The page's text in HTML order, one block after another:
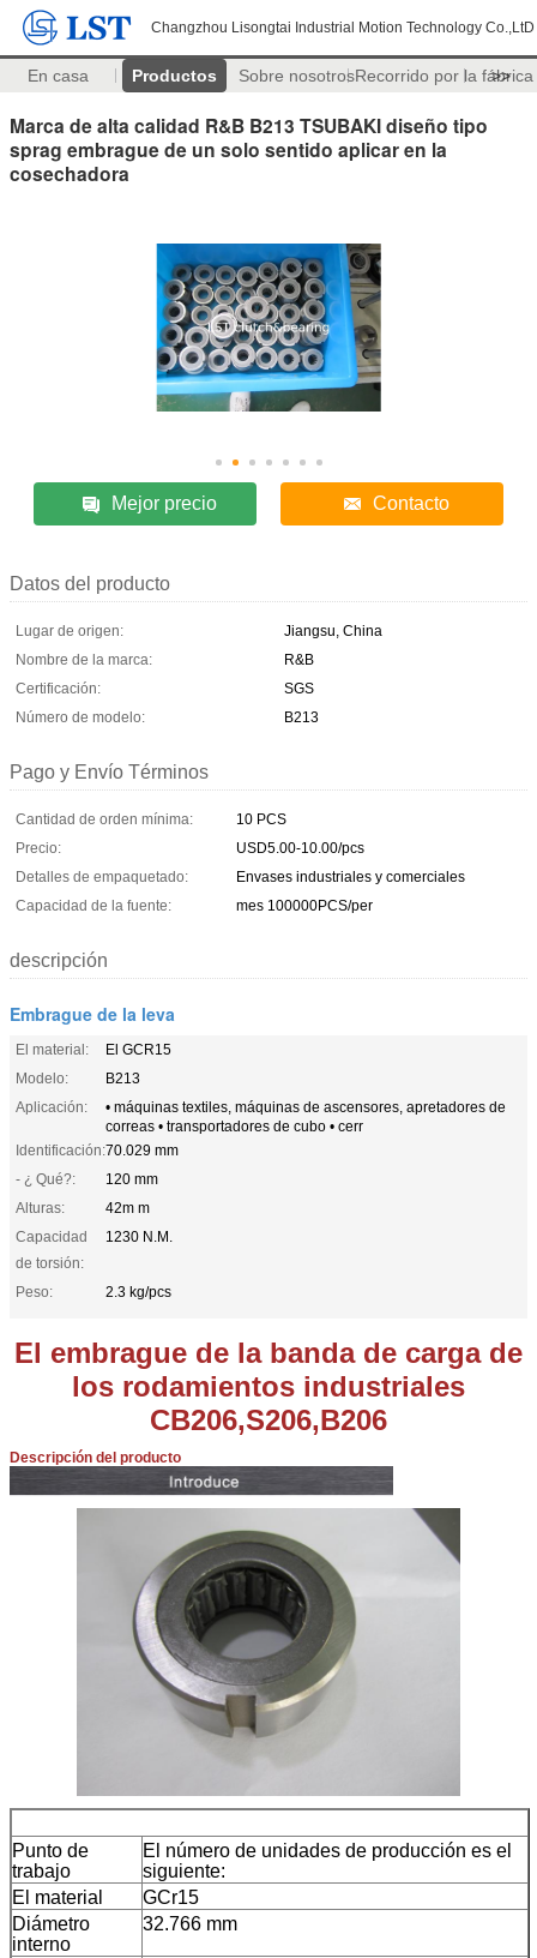
Changzhou Lisongtai Industrial Motion Technology Co.,LtD
En casa Productos Sobre nosotrosRecorrido por la fábrica
>>
Marca de alta calidad R&B B213 TSUBAKI diseño tipo
sprag embrague de un solo sentido aplicar en la
cosechadora
Mejor precio Contacto
Datos del producto
Lugar de origen:
Jiangsu, China
Nombre de la marca:
R&B
Certificación:
SGS
Número de modelo:
B213
Pago y Envío Términos
Cantidad de orden mínima:
10 PCS
Precio:
USD5.00-10.00/pcs
Detalles de empaquetado:
Envases industriales y comerciales
Capacidad de la fuente:
mes 100000PCS/per
descripción
Embrague de la leva
El material:
El GCR15
Modelo:
B213
Aplicación:
• máquinas textiles, máquinas de ascensores, apretadores de
correas • transportadores de cubo • cerr
Identificación:70.029 mm
- ¿ Qué?:
120 mm
Alturas:
42m m
Capacidad
de torsión:
1230 N.M.
Peso: 2.3 kg/pcs
El embrague de la banda de carga de
los rodamientos industriales
CB206,S206,B206
Descripción del producto
Punto de
trabajo
El número de unidades de producción es el
siguiente:
El material
GCr15
Diámetro
interno
32.766 mm